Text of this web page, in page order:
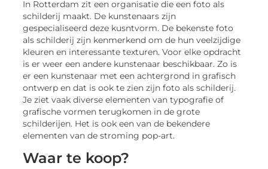
In Rotterdam zit een organisatie die een foto als
schilderij maakt. De kunstenaars zijn
gespecialiseerd deze kusntvorm. De bekenste foto
als schilderij zijn kenmerkend om de hun veelzijdige
kleuren en interessante texturen. Voor elke opdracht
is er weer een andere kunstenaar beschikbaar. Zo is
er een kunstenaar met een achtergrond in grafisch
ontwerp en dat is ook te zien zijn foto als schilderij.
Je ziet vaak diverse elementen van typografie of
grafische vormen terugkomen in de grote
schilderijen. Het is ook een van de bekendere
elementen van de stroming pop-art.
Waar te koop?